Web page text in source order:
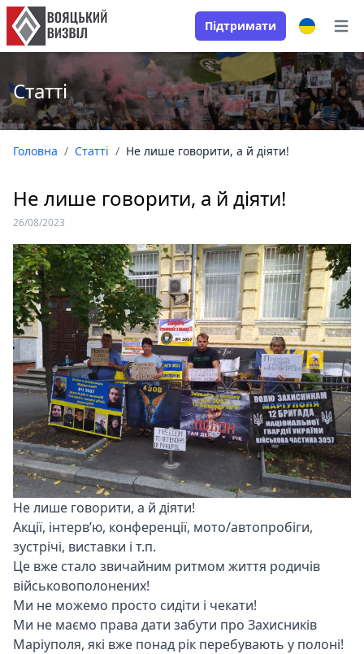
Підтримати
Статті
Головна / Статті / Не лише говорити, а й діяти!
Не лише говорити, а й діяти!
26/08/2023
Не лише говорити, а й діяти!
Акції, інтерв’ю, конференції, мото/автопробіги,
зустрічі, виставки і т.п.
Це вже стало звичайним ритмом життя родичів
військовополонених!
Ми не можемо просто сидіти і чекати!
Ми не маємо права дати забути про Захисників
Маріуполя, які вже понад рік перебувають у полоні!